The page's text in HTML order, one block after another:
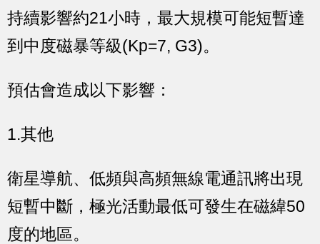
持續影響約21小時，最大規模可能短暫達
到中度磁暴等級(Kp=7, G3)。
預估會造成以下影響：
1.其他
衛星導航、低頻與高頻無線電通訊將出現
短暫中斷，極光活動最低可發生在磁緯50
度的地區。